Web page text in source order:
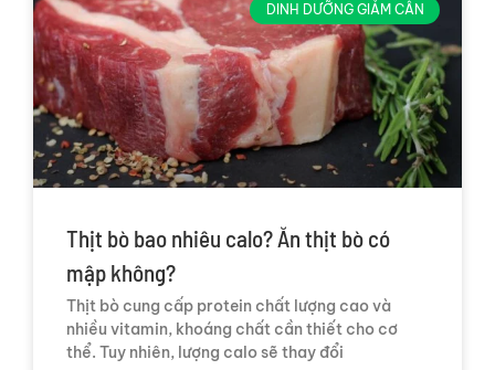
DINH DƯỠNG GIẢM CÂN
Thịt bò bao nhiêu calo? Ăn thịt bò có
mập không?
Thịt bò cung cấp protein chất lượng cao và
nhiều vitamin, khoáng chất cần thiết cho cơ
thể. Tuy nhiên, lượng calo sẽ thay đổi